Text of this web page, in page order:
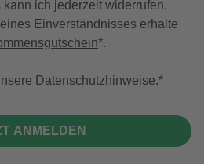
ich jederzeit widerrufen.
Einverständnisses erhalte
*.
Datenschutzhinweise.
ANMELDEN